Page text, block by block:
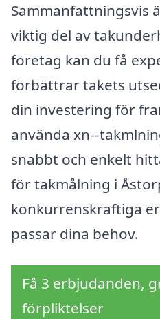
Sammanfattningsvis
viktig del av
företag kan du få
förbättrar takets
din investering för
använda xn--
snabbt och enkelt
för takmålning i
konkurrenskraftiga
passar dina behov.
Få 3 erbjudanden,
förpliktelser